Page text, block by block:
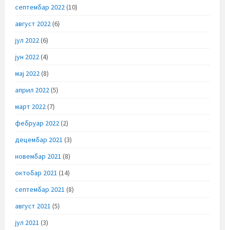
септембар 2022(10)
август 2022(6)
јул 2022(6)
јун 2022(4)
мај 2022(8)
април 2022(5)
март 2022(7)
фебруар 2022(2)
децембар 2021 (3)
новембар 2021 (8)
октобар 2021 (14)
септембар 2021 (8)
август 2021 (5)
јул 2021 (3)